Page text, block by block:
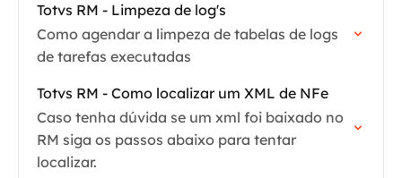
conexão e específicas para clientes
Arquivei(Qive).
Totvs RM - Limpeza de log's
Como agendar a limpeza de tabelas de logs
de tarefas executadas
Totvs RM - Como localizar um XML de NFe
Caso tenha dúvida se um xml foi baixado no
RM siga os passos abaixo para tentar
localizar.